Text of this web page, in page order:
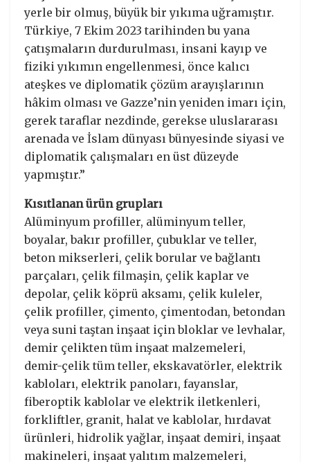
yerle bir olmuş, büyük bir yıkıma uğramıştır.
Türkiye, 7 Ekim 2023 tarihinden bu yana
çatışmaların durdurulması, insani kayıp ve
fiziki yıkımın engellenmesi, önce kalıcı
ateşkes ve diplomatik çözüm arayışlarının
hâkim olması ve Gazze’nin yeniden imarı için,
gerek taraflar nezdinde, gerekse uluslararası
arenada ve İslam dünyası bünyesinde siyasi ve
diplomatik çalışmaları en üst düzeyde
yapmıştır.”
Kısıtlanan ürün grupları
Alüminyum profiller, alüminyum teller,
boyalar, bakır profiller, çubuklar ve teller,
beton mikserleri, çelik borular ve bağlantı
parçaları, çelik filmaşin, çelik kaplar ve
depolar, çelik köprü aksamı, çelik kuleler,
çelik profiller, çimento, çimentodan, betondan
veya suni taştan inşaat için bloklar ve levhalar,
demir çelikten tüm inşaat malzemeleri,
demir-çelik tüm teller, ekskavatörler, elektrik
kabloları, elektrik panoları, fayanslar,
fiberoptik kablolar ve elektrik iletkenleri,
forkliftler, granit, halat ve kablolar, hırdavat
ürünleri, hidrolik yağlar, inşaat demiri, inşaat
makineleri, inşaat yalıtım malzemeleri,